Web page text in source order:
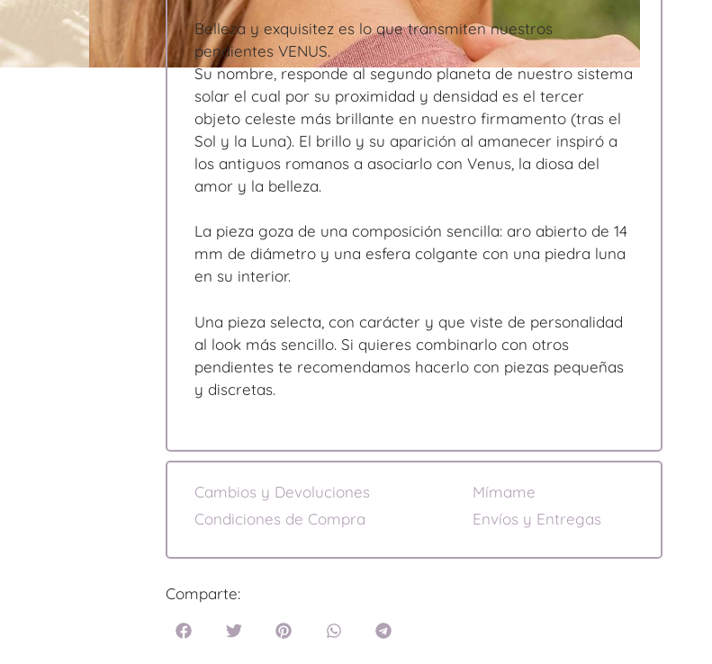
Belleza y exquisitez es lo que transmiten nuestros
pendientes VENUS.
Su nombre, responde al segundo planeta de nuestro sistema
solar el cual por su proximidad y densidad es el tercer
objeto celeste más brillante en nuestro firmamento (tras el
Sol y la Luna). El brillo y su aparición al amanecer inspiró a
los antiguos romanos a asociarlo con Venus, la diosa del
amor y la belleza.
La pieza goza de una composición sencilla: aro abierto de 14
mm de diámetro y una esfera colgante con una piedra luna
en su interior.
Una pieza selecta, con carácter y que viste de personalidad
al look más sencillo. Si quieres combinarlo con otros
pendientes te recomendamos hacerlo con piezas pequeñas
y discretas.
Cambios y Devoluciones
Condiciones de Compra
Mímame
Envíos y Entregas
Comparte: